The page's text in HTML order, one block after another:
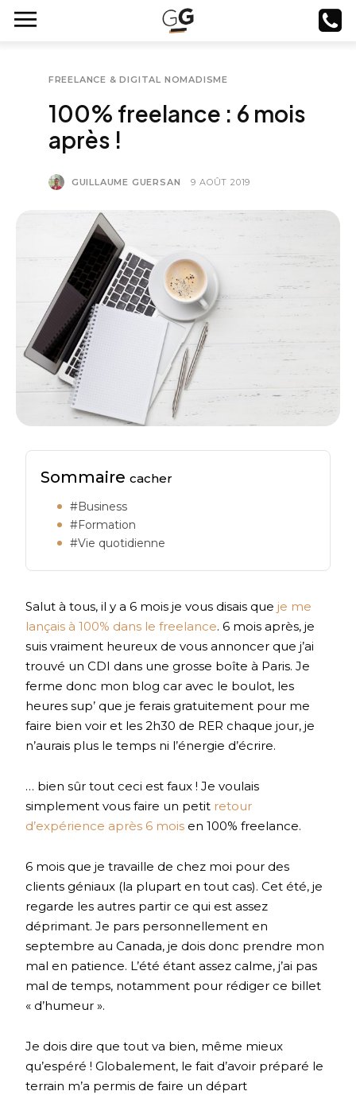
FREELANCE & DIGITAL NOMADISME
100% freelance : 6 mois
après !
GUILLAUME GUERSAN 9 AOÛT 2019
Sommairecacher
#Business
#Formation
#Vie quotidienne
Salut à tous, il y a 6 mois je vous disais que je me
lançais à 100% dans le freelance. 6 mois après, je
suis vraiment heureux de vous annoncer que j’ai
trouvé un CDI dans une grosse boîte à Paris. Je
ferme donc mon blog car avec le boulot, les
heures sup’ que je ferais gratuitement pour me
faire bien voir et les 2h30 de RER chaque jour, je
n’aurais plus le temps ni l’énergie d’écrire.
… bien sûr tout ceci est faux ! Je voulais
simplement vous faire un petit retour
d’expérience après 6 mois en 100% freelance.
6 mois que je travaille de chez moi pour des
clients géniaux (la plupart en tout cas). Cet été, je
regarde les autres partir ce qui est assez
déprimant. Je pars personnellement en
septembre au Canada, je dois donc prendre mon
mal en patience. L’été étant assez calme, j’ai pas
mal de temps, notamment pour rédiger ce billet
« d’humeur ».
Je dois dire que tout va bien, même mieux
qu’espéré ! Globalement, le fait d’avoir préparé le
terrain m’a permis de faire un départ